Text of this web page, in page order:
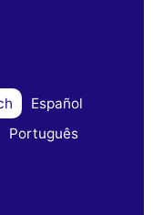
Español
Português